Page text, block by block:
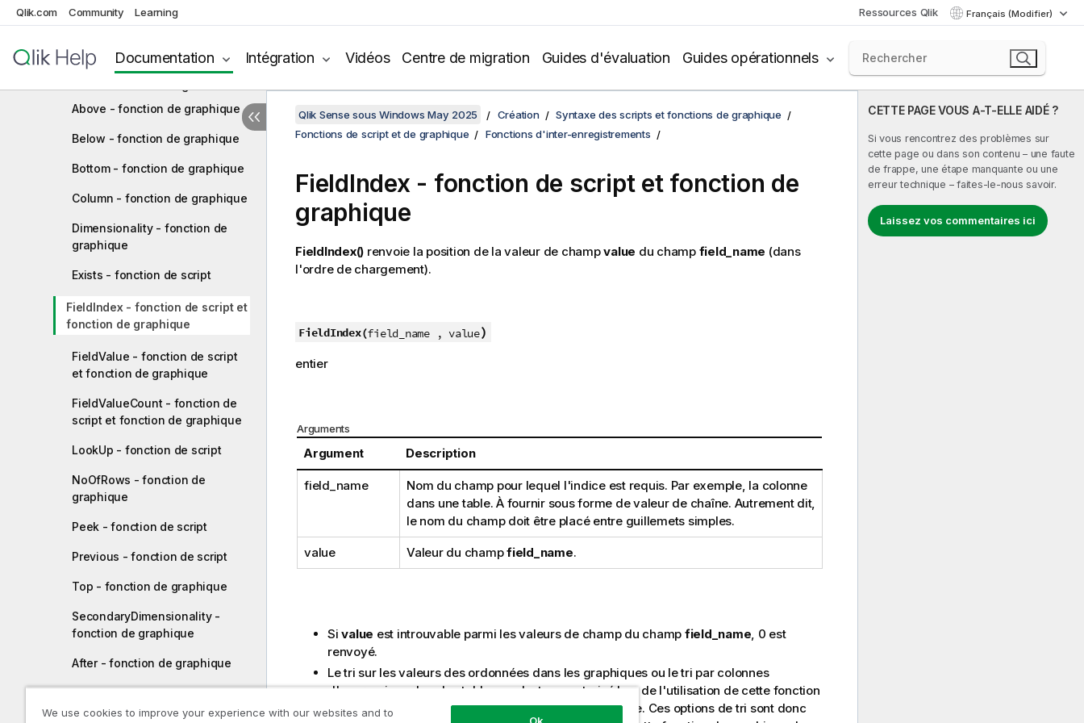
Qlik.com Community Learning Ressources Qlik Français (Modifier)
Documentation Intégration Vidéos Centre de migration Guides d'évaluation Guides opérationnels
Fonctions géospatiales
Fonctions d'interprétation
Above - fonction de graphique
Below - fonction de graphique
Bottom - fonction de graphique
Column - fonction de graphique
Dimensionality - fonction de
graphique
Exists - fonction de script
FieldIndex - fonction de script et
fonction de graphique
FieldValue - fonction de script
et fonction de graphique
FieldValueCount - fonction de
script et fonction de graphique
LookUp - fonction de script
NoOfRows - fonction de
graphique
Peek - fonction de script
Previous - fonction de script
Top - fonction de graphique
SecondaryDimensionality -
fonction de graphique
After - fonction de graphique
Before - fonction de graphique
CETTE PAGE VOUS A-T-ELLE AIDÉ ?
Si vous rencontrez des problèmes sur
cette page ou dans son contenu – une faute
de frappe, une étape manquante ou une
erreur technique – faites-le-nous savoir.
Laissez vos commentaires ici
Qlik Sense sous Windows May 2025 Création
Syntaxe des scripts et fonctions de graphique
Fonctions de script et de graphique
Fonctions d'inter-enregistrements
FieldIndex - fonction de script et fonction de
graphique
FieldIndex() renvoie la position de la valeur de champvalue du champ field_name (dans
l'ordre de chargement).
FieldIndex(field_name , value)
entier
Arguments
Argument Description
field_name
Nom du champ pour lequel l'indice est requis. Par exemple, la colonne
dans une table. À fournir sous forme de valeur de chaîne. Autrement dit,
le nom du champ doit être placé entre guillemets simples.
value Valeur du champfield_name.
Sivalue est introuvable parmi les valeurs de champ du champ field_name , 0 est
renvoyé.
Le tri sur les valeurs des ordonnées dans les graphiques ou le tri par colonnes
d'expressions dans les tableaux n'est pas autorisé lors de l'utilisation de cette fonction
de graphique dans l'une des expressions du graphique. Ces options de tri sont donc
We use cookies to improve your experience with our websites and to